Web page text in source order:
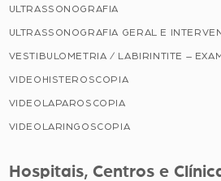
ULTRASSONOGRAFIA
ULTRASSONOGRAFIA GERAL E
VESTIBULOMETRIA / LABIRINTITE –
VIDEOHISTEROSCOPIA
VIDEOLAPAROSCOPIA
VIDEOLARINGOSCOPIA
Hospitais, Centros e